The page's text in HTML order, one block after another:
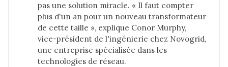
pas une solution miracle. « Il faut compter
plus d'un an pour un nouveau transformateur
de cette taille », explique Conor Murphy,
vice-président de l'ingénierie chez Novogrid,
une entreprise spécialisée dans les
technologies de réseau.